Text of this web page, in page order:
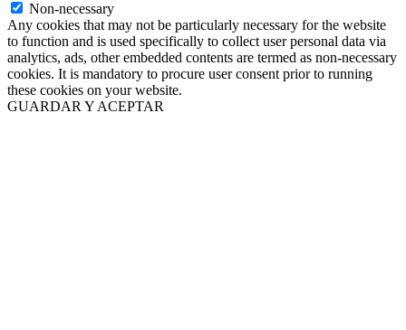
Non-necessary
Any cookies that may not be particularly necessary for the website
to function and is used specifically to collect user personal data via
analytics, ads, other embedded contents are termed as non-necessary
cookies. It is mandatory to procure user consent prior to running
these cookies on your website.
GUARDAR Y ACEPTAR